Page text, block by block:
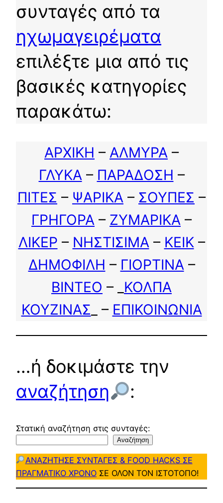
συνταγές από τα
ηχωμαγειρέματα
επιλέξτε μια από τις
βασικές κατηγορίες
παρακάτω:
ΑΡΧΙΚΗ – ΑΛΜΥΡΑ –
ΓΛΥΚΑ– ΠΑΡΑΔΟΣΗ –
ΠΙΤΕΣ – ΨΑΡΙΚΑ – ΣΟΥΠΕΣ –
ΓΡΗΓΟΡΑ – ΖΥΜΑΡΙΚΑ –
ΛΙΚΕΡ – ΝΗΣΤΙΣΙΜΑ– ΚΕΙΚ–
ΔΗΜΟΦΙΛΗ – ΓΙΟΡΤΙΝΑ–
ΒΙΝΤΕΟ – _ ΚΟΛΠΑ
ΚΟΥΖΙΝΑΣ _ – ΕΠΙΚΟΙΝΩΝΙΑ
…ή δοκιμάστε την
αναζήτηση
:
Στατική αναζήτηση στις συνταγές:
Αναζήτηση
ΑΝΑΖΗΤΗΣΕ ΣΥΝΤΑΓΕΣ & FOOD HACKS ΣΕ
ΠΡΑΓΜΑΤΙΚΟ ΧΡΟΝΟ ΣΕ ΟΛΟΝ ΤΟΝ ΙΣΤΟΤΟΠΟ!